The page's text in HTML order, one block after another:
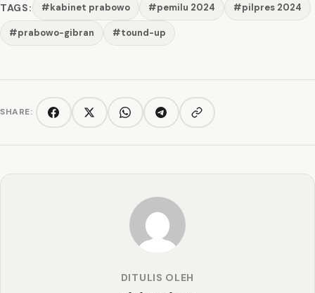
TAGS: #kabinet prabowo #pemilu 2024 #pilpres 2024
#prabowo-gibran #tound-up
SHARE: FacebookTwitter/XWhatsAppTelegramCopy link
DITULIS OLEH